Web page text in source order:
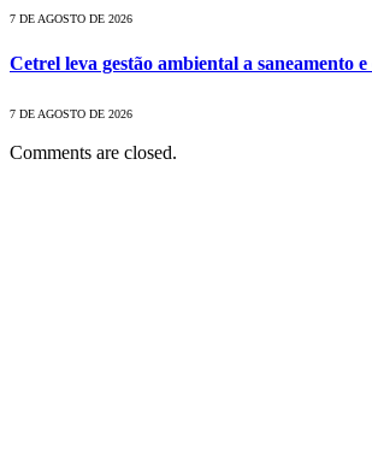
7 DE AGOSTO DE 2026
Cetrel leva gestão ambiental a saneamento e
7 DE AGOSTO DE 2026
Comments are closed.